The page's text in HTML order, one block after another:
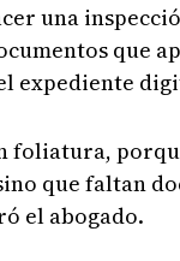
una
que
expediente
foliatura,
que faltan
el abogado.